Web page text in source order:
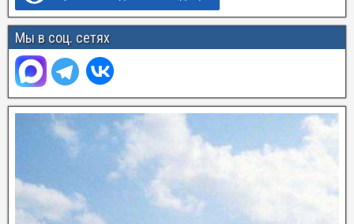
Мы в соц. сетях